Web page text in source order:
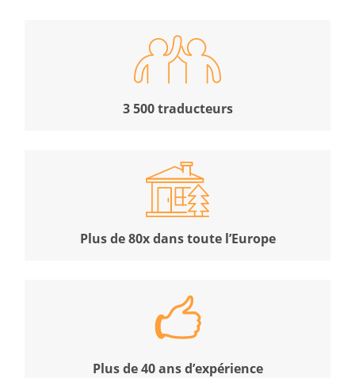
3 500 traducteurs
Plus de 80x dans toute l’Europe
Plus de 40 ans d’expérience